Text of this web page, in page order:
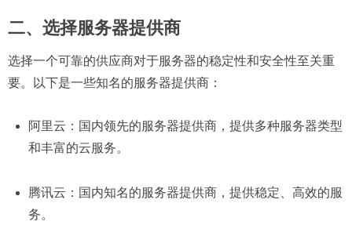
二、选择服务器提供商
选择一个可靠的供应商对于服务器的稳定性和安全性至关重
要。以下是一些知名的服务器提供商：
阿里云：国内领先的服务器提供商，提供多种服务器类型
和丰富的云服务。
腾讯云：国内知名的服务器提供商，提供稳定、高效的服
务。